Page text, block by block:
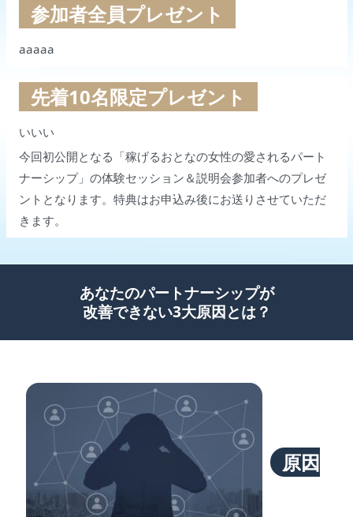
参加者全員プレゼント
aaaaa
先着10名限定プレゼント
いいい
今回初公開となる「稼げるおとなの女性の愛されるパート
ナーシップ」の体験セッション＆説明会参加者へのプレゼ
ントとなります。特典はお申込み後にお送りさせていただ
きます。
あなたのパートナーシップが
改善できない3大原因とは？
原因